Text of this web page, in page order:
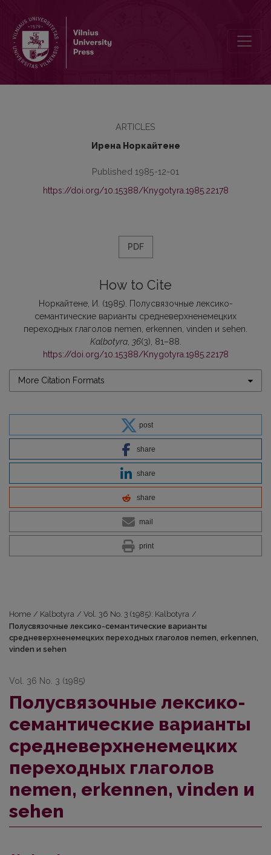
ARTICLES
Ирена Норкайтене
Published 1985-12-01
https://doi.org/10.15388/Knygotyra.1985.22178
PDF
How to Cite
Норкайтене, И. (1985). Полусвязочные лексико-
семантические варианты средневерхненемецких
переходных глаголов nemen, erkennen, vinden и sehen.
Kalbotyra, 36(3), 81–88.
https://doi.org/10.15388/Knygotyra.1985.22178
More Citation Formats
post
share
share
share
mail
print
Home / Kalbotyra / Vol. 36 No. 3 (1985): Kalbotyra /
Полусвязочные лексико-семантические варианты
средневерхненемецких переходных глаголов nemen, erkennen,
vinden и sehen
Vol. 36 No. 3 (1985)
Полусвязочные лексико-
семантические варианты
средневерхненемецких
переходных глаголов
nemen, erkennen, vinden и
sehen